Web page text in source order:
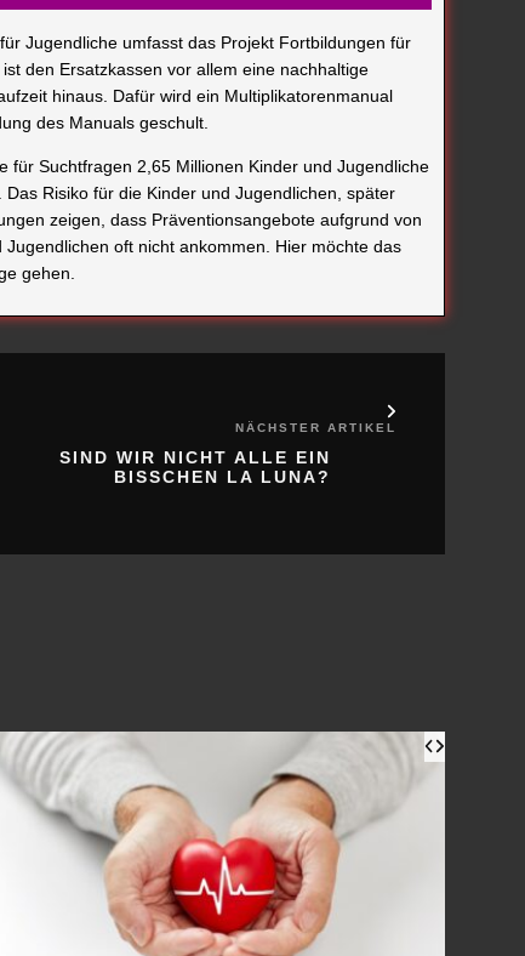
Jugendliche umfasst das Projekt Fortbildungen für
den Ersatzkassen vor allem eine nachhaltige
hinaus. Dafür wird ein Multiplikatorenmanual
des Manuals geschult.
für Suchtfragen 2,65 Millionen Kinder und Jugendliche
Risiko für die Kinder und Jugendlichen, später
zeigen, dass Präventionsangebote aufgrund von
oft nicht ankommen. Hier möchte das
gehen.
NÄCHSTER ARTIKEL
SIND WIR NICHT ALLE EIN
BISSCHEN LA LUNA?